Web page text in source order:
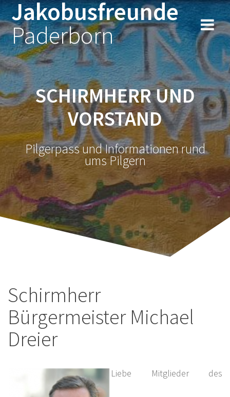
Zum
Inhalt
springen
Jakobusfreunde
Paderborn
SCHIRMHERR UND
VORSTAND
Pilgerpass und Informationen rund
ums Pilgern
Schirmherr
Bürgermeister Michael
Dreier
Liebe Mitglieder des